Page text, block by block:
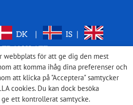
DK IS
webbplats för att ge dig den mest
att komma ihåg dina preferenser och
att klicka på "Acceptera" samtycker
cookies. Du kan dock besöka
ett kontrollerat samtycke.